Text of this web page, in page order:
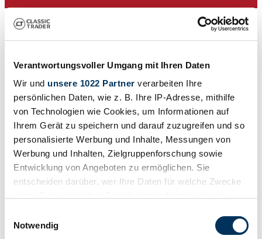
Verantwortungsvoller Umgang mit Ihren Daten
Wir und unsere 1022 Partner verarbeiten Ihre
persönlichen Daten, wie z. B. Ihre IP-Adresse, mithilfe
von Technologien wie Cookies, um Informationen auf
Ihrem Gerät zu speichern und darauf zuzugreifen und so
personalisierte Werbung und Inhalte, Messungen von
Werbung und Inhalten, Zielgruppenforschung sowie
Entwicklung von Angeboten zu ermöglichen. Sie
entscheiden darüber, wer Ihre Daten für welche Zwecke
Trigger Symbol ändern oder widerrufen
Notwendig
Dealer